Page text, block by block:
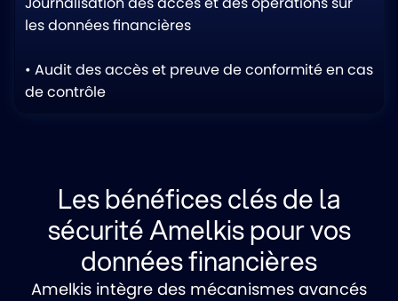
les données financières
• Audit des accès et preuve de conformité en cas
de contrôle
Les bénéfices clés de la
sécurité Amelkis pour vos
données financières
Amelkis intègre des mécanismes avancés